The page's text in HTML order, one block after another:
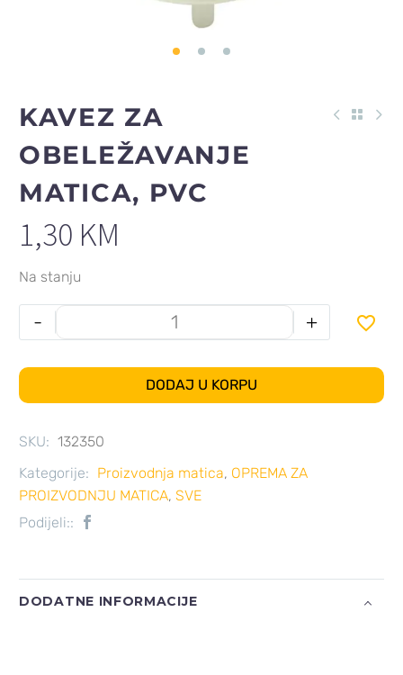
KAVEZ ZA
OBELEŽAVANJE
MATICA, PVC
1,30 KM
Na stanju
- +
DODAJ U KORPU

SKU: 132350
Kategorije: Proizvodnja matica, OPREMA ZA
PROIZVODNJU MATICA, SVE
Podijeli::
DODATNE INFORMACIJE